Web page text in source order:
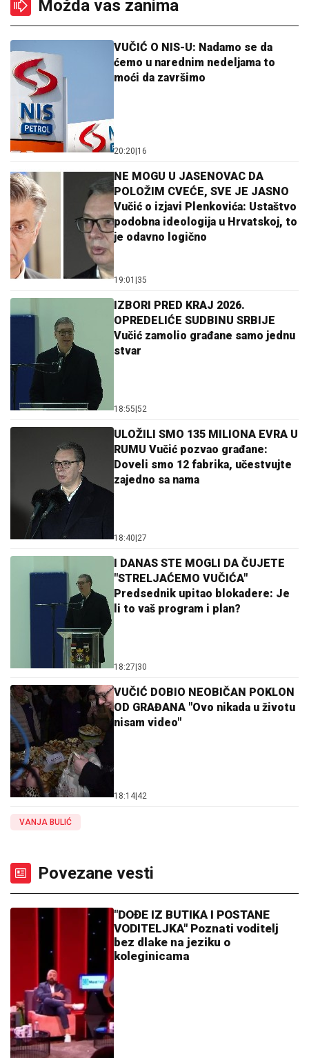
Možda vas zanima
VUČIĆ O NIS-U: Nadamo se da
ćemo u narednim nedeljama to
moći da završimo
20:20 16
NE MOGU U JASENOVAC DA
POLOŽIM CVEĆE, SVE JE JASNO
Vučić o izjavi Plenkovića: Ustaštvo
podobna ideologija u Hrvatskoj, to
je odavno logično
19:01 35
IZBORI PRED KRAJ 2026.
OPREDELIĆE SUDBINU SRBIJE
Vučić zamolio građane samo jednu
stvar
18:55 52
ULOŽILI SMO 135 MILIONA EVRA U
RUMU Vučić pozvao građane:
Doveli smo 12 fabrika, učestvujte
zajedno sa nama
18:40 27
I DANAS STE MOGLI DA ČUJETE
"STRELJAĆEMO VUČIĆA"
Predsednik upitao blokadere: Je
li to vaš program i plan?
18:27 30
VUČIĆ DOBIO NEOBIČAN POKLON
OD GRAĐANA "Ovo nikada u životu
nisam video"
18:14 42
VANJA BULIĆ
Povezane vesti
"DOĐE IZ BUTIKA I POSTANE
VODITELJKA" Poznati voditelj
bez dlake na jeziku o
koleginicama